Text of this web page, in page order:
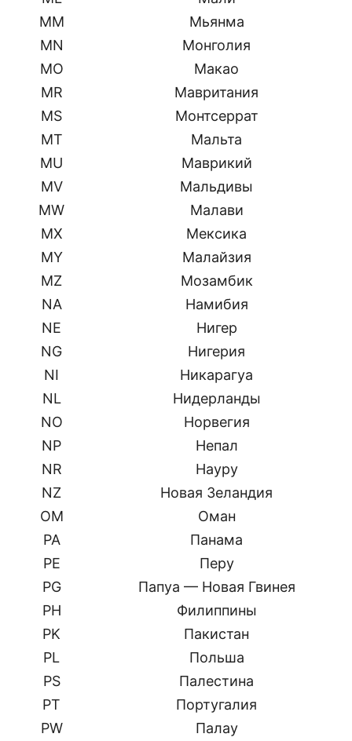
MM
Мьянма
MN
Монголия
MO
Макао
MR
Мавритания
MS
Монтсеррат
MT
Мальта
MU
Маврикий
MV
Мальдивы
MW
Малави
MX
Мексика
MY
Малайзия
MZ
Мозамбик
NA
Намибия
NE
Нигер
NG
Нигерия
NI
Никарагуа
NL
Нидерланды
NO
Норвегия
NP
Непал
NR
Науру
NZ
Новая Зеландия
OM
Оман
PA
Панама
PE
Перу
PG
Папуа — Новая Гвинея
PH
Филиппины
PK
Пакистан
PL
Польша
PS
Палестина
PT
Португалия
PW
Палау